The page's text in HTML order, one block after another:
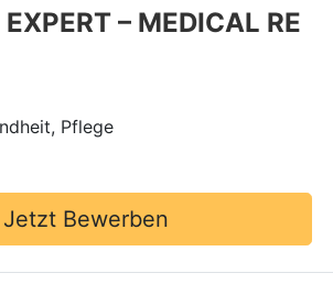
– MEDICAL RE
Pflege
Jetzt Bewerben